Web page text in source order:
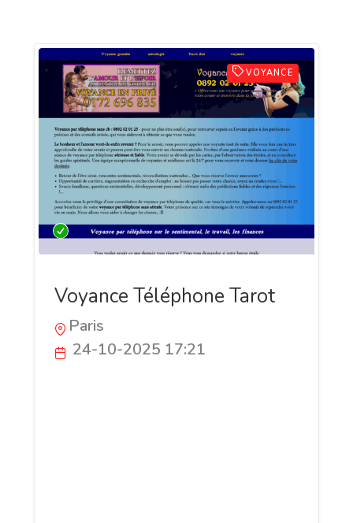
VOYANCE
Voyance Téléphone Tarot
Paris
24-10-2025 17:21